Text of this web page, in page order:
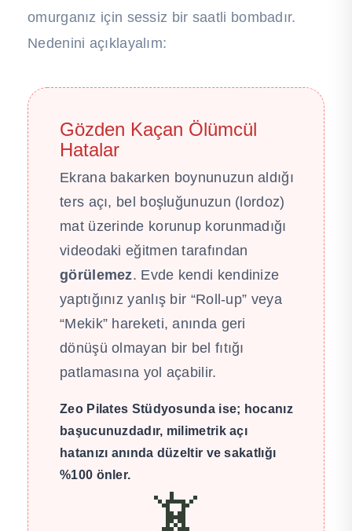
omurganız için sessiz bir saatli bombadır.
Nedenini açıklayalım:
Gözden Kaçan Ölümcül
Hatalar
Ekrana bakarken boynunuzun aldığı
ters açı, bel boşluğunuzun (lordoz)
mat üzerinde korunup korunmadığı
videodaki eğitmen tarafından
görülemez. Evde kendi kendinize
yaptığınız yanlış bir “Roll-up” veya
“Mekik” hareketi, anında geri
dönüşü olmayan bir bel fıtığı
patlamasına yol açabilir.
Zeo Pilates Stüdyosunda ise; hocanız
başucunuzdadır, milimetrik açı
hatanızı anında düzeltir ve sakatlığı
%100 önler.